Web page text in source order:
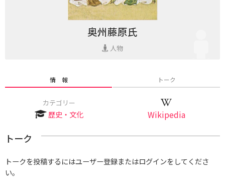
奥州藤原氏
人物
情 報 トーク
カテゴリー
歴史・文化 Wikipedia
トーク
トークを投稿するにはユーザー登録またはログインをしてくださ
い。